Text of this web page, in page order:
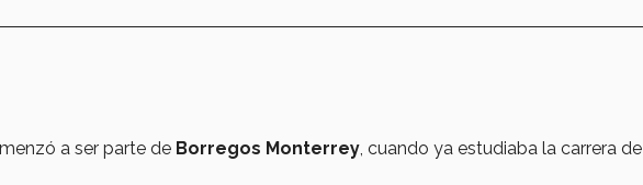
a ser parte de Borregos Monterrey, cuando ya estudiaba la carrera de